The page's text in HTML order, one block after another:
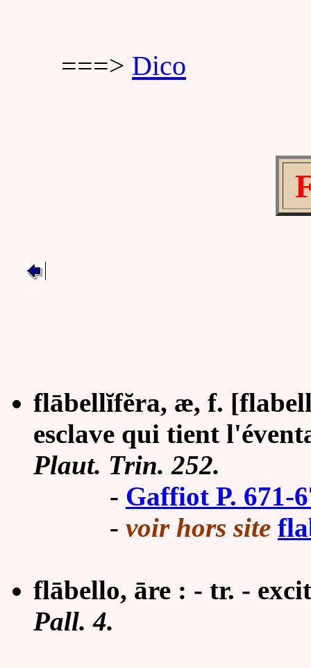
===> Dico
flābellĭfĕra, æ, f.
esclave qui tient
Plaut. Trin. 252.
- Gaffiot P. 671-
- voir hors site
flābello, āre : - tr. -
Pall. 4.